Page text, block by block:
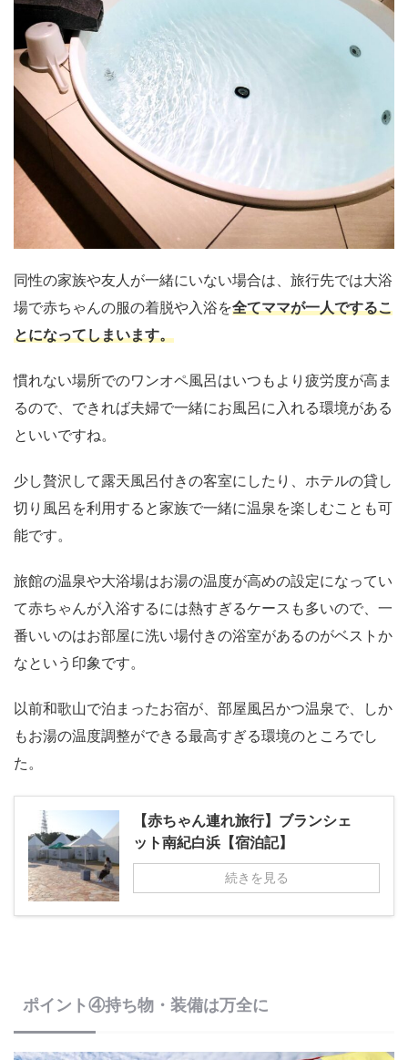
同性の家族や友人が一緒にいない場合は、旅行先では大浴
場で赤ちゃんの服の着脱や入浴を全てママが一人でするこ
とになってしまいます。
慣れない場所でのワンオペ風呂はいつもより疲労度が高ま
るので、できれば夫婦で一緒にお風呂に入れる環境がある
といいですね。
少し贅沢して露天風呂付きの客室にしたり、ホテルの貸し
切り風呂を利用すると家族で一緒に温泉を楽しむことも可
能です。
旅館の温泉や大浴場はお湯の温度が高めの設定になってい
て赤ちゃんが入浴するには熱すぎるケースも多いので、一
番いいのはお部屋に洗い場付きの浴室があるのがベストか
なという印象です。
以前和歌山で泊まったお宿が、部屋風呂かつ温泉で、しか
もお湯の温度調整ができる最高すぎる環境のところでし
た。
【赤ちゃん連れ旅行】ブランシェ
ット南紀白浜【宿泊記】
続きを見る
ポイント④持ち物・装備は万全に